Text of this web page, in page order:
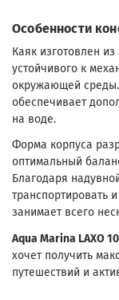
Особенности
Каяк изготовлен
устойчивого к
окружающей среды.
обеспечивает
на воде.
Форма корпуса
оптимальный
Благодаря
транспортировать
занимает всего
Aqua Marina LAXO
хочет получить
путешествий и